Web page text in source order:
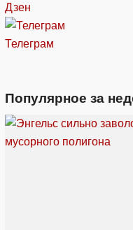
Дзен
Телеграм
Популярное за